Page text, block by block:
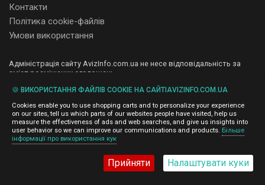
Контакти
Політика cookie-файлів
Умови використання
Адміністрація сайту AvizInfo.com.ua не несе відповідальність за
зміст розміщених оголошень.
і не продаємо особисту інформацію зареєстрованих користувачів
AvizInfo.com.ua третім особам. Ми не відповідаємо за правила
конфіденційності сайтів на які посилається AvizInfo.com.ua. На
деяких сторінках нашого сайту представлена реклама Google
Adsense Advertising Network. Щоб дізнатися детальніше про
правила конфіденційності Google
🍪 ВИКОРИСТАННЯ ФАЙЛІВ COOKIE НА САЙТІAVIZINFO.COM.UA
Cookies enable you to use shopping carts and to personalize your experience
on our sites, tell us which parts of our websites people have visited, help us
measure the effectiveness of ads and web searches, and give us insights into
user behavior so we can improve our communications and products. Більше
інформації про використання кук
Прийняти Налаштувати куки